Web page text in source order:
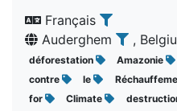
Français
Auderghem
,
déforestation Amazonie
contre
le
for
Climate